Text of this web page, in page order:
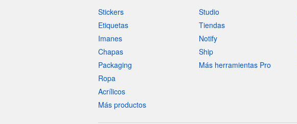
Stickers
Etiquetas
Imanes
Chapas
Packaging
Ropa
Acrílicos
Más productos
Studio
Tiendas
Notify
Ship
Más herramientas Pro